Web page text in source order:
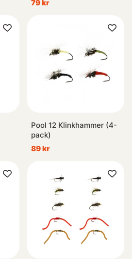
79 kr
Pool 12 Klinkhammer (4-
pack)
89 kr